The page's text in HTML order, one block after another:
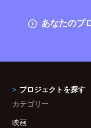
あなたのプ
プロジェクトを探す
カテゴリー
映画